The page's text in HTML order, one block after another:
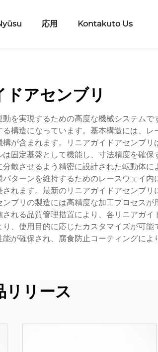
応用 Kontakuto Us
ドアセンブリ
を実現するための高度な機械システム
構造になっています。基本構造には、
が含まれます。リニアガイドアセンブ
固定基盤として機能し、寸法精度を確
散させるよう精密に設計された転動体
ターンを維持するためのレースウェイ
れます。最新のリニアガイドアセンブ
ブリの製造には高精度な加工プロセス
れる品質管理措置により、各リニアガ
、使用目的に応じたカスタマイズが可
が確保され、腐食防止コーティングによ
リリース